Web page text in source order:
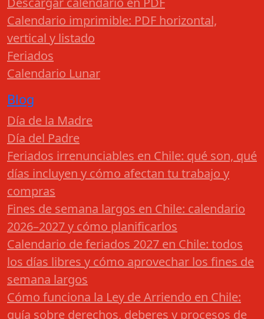
Calendario imprimible: PDF horizontal,
vertical y listado
Feriados
Calendario Lunar
Blog
Día de la Madre
Día del Padre
Feriados irrenunciables en Chile: qué son, qué
días incluyen y cómo afectan tu trabajo y
compras
Fines de semana largos en Chile: calendario
2026–2027 y cómo planificarlos
Calendario de feriados 2027 en Chile: todos
los días libres y cómo aprovechar los fines de
semana largos
Cómo funciona la Ley de Arriendo en Chile:
guía sobre derechos, deberes y procesos de